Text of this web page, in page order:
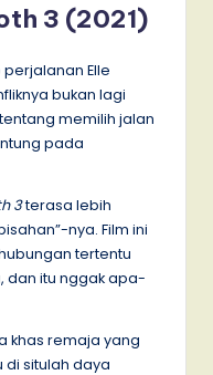
3 (2021)
Elle
bukan lagi
memilih jalan
pada
3terasa lebih
nya. Film ini
tertentu
dan itu nggak apa-
khas remaja yang
situlah daya